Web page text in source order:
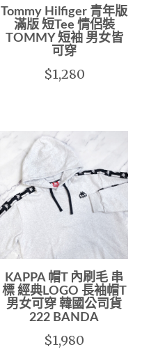
Tommy Hilfiger 青年版
滿版 短Tee 情侶裝
TOMMY 短袖 男女皆
可穿
$1,280
KAPPA 帽T 內刷毛 串
標 經典LOGO 長袖帽T
男女可穿 韓國公司貨
222 BANDA
$1,980